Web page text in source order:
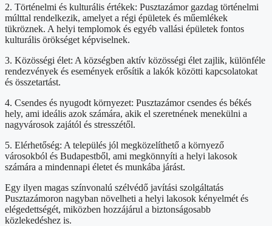
2. Történelmi és kulturális értékek: Pusztazámor gazdag történelmi
múlttal rendelkezik, amelyet a régi épületek és műemlékek
tükröznek. A helyi templomok és egyéb vallási épületek fontos
kulturális örökséget képviselnek.
3. Közösségi élet: A községben aktív közösségi élet zajlik, különféle
rendezvények és események erősítik a lakók közötti kapcsolatokat
és összetartást.
4. Csendes és nyugodt környezet: Pusztazámor csendes és békés
hely, ami ideális azok számára, akik el szeretnének menekülni a
nagyvárosok zajától és stresszétől.
5. Elérhetőség: A település jól megközelíthető a környező
városokból és Budapestből, ami megkönnyíti a helyi lakosok
számára a mindennapi életet és munkába járást.
Egy ilyen magas színvonalú szélvédő javítási szolgáltatás
Pusztazámoron nagyban növelheti a helyi lakosok kényelmét és
elégedettségét, miközben hozzájárul a biztonságosabb
közlekedéshez is.